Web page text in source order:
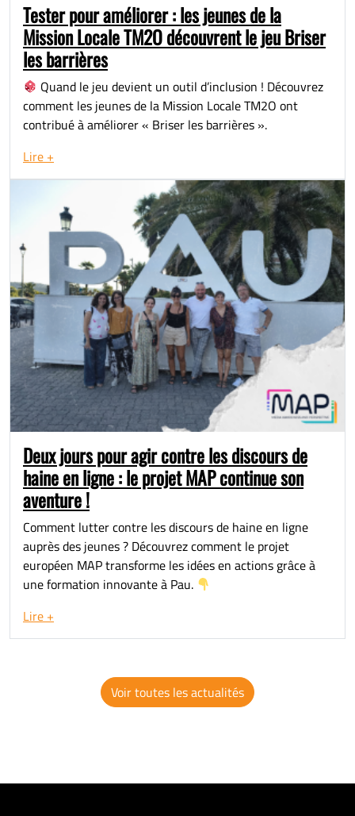
Tester pour améliorer : les jeunes de la
Mission Locale TM2O découvrent le jeu Briser
les barrières
Quand le jeu devient un outil d’inclusion ! Découvrez
comment les jeunes de la Mission Locale TM2O ont
contribué à améliorer « Briser les barrières ».
Lire +
Deux jours pour agir contre les discours de
haine en ligne : le projet MAP continue son
aventure !
Comment lutter contre les discours de haine en ligne
auprès des jeunes ? Découvrez comment le projet
européen MAP transforme les idées en actions grâce à
une formation innovante à Pau.
Lire +
Voir toutes les actualités